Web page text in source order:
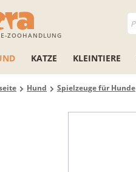
ZOOHANDLUNG
KATZE KLEINTIERE
Hund Spielzeuge für Hunde